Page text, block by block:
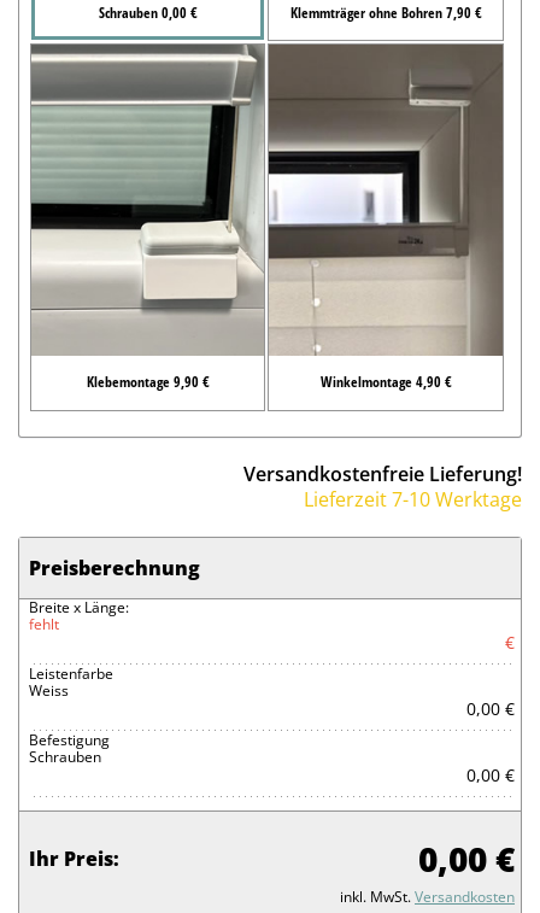
Schrauben 0,00 € Klemmträger ohne Bohren 7,90 €
Klebemontage 9,90 € Winkelmontage 4,90 €
Versandkostenfreie Lieferung!
Lieferzeit 7-10 Werktage
Preisberechnung
Breite x Länge:
fehlt
€
Leistenfarbe
Weiss
0,00 €
Befestigung
Schrauben
0,00 €
Ihr Preis: 0,00 €
inkl. MwSt.Versandkosten